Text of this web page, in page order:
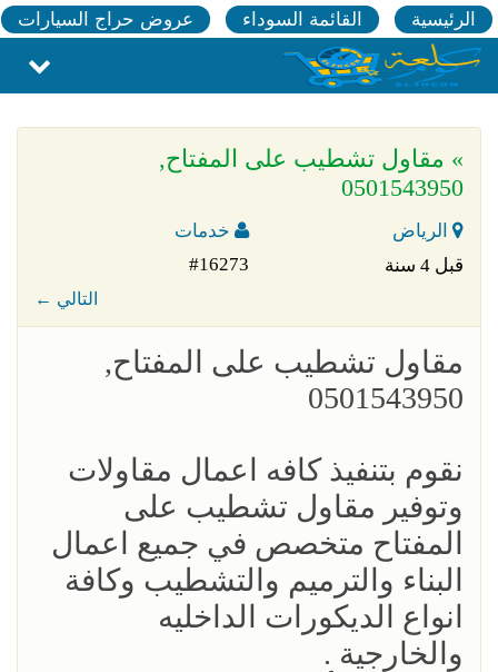
الرئيسية القائمة السوداء عروض حراج السيارات
» مقاول تشطيب على المفتاح,
0501543950
الرياض
خدمات
قبل 4 سنة
#16273
← التالي
مقاول تشطيب على المفتاح,
0501543950
نقوم بتنفيذ كافه اعمال مقاولات
وتوفير مقاول تشطيب على
المفتاح متخصص في جميع اعمال
البناء والترميم والتشطيب وكافة
انواع الديكورات الداخليه
والخارجية .